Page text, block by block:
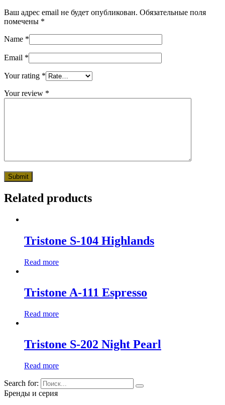
Ваш адрес email не будет опубликован. Обязательные поля
помечены *
Name *
Email *
Your rating *
Your review *
Related products
Tristone S-104 Highlands
Read more
Tristone A-111 Espresso
Read more
Tristone S-202 Night Pearl
Read more
Search for:
Бренды и серия